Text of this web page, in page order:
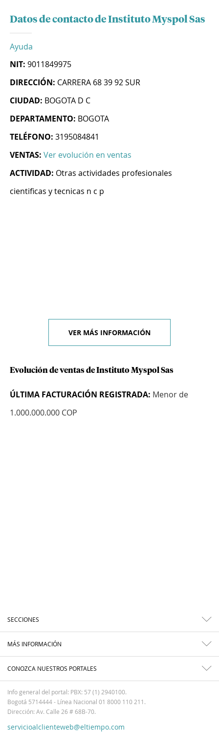
Datos de contacto de Instituto Myspol Sas
Ayuda
NIT: 9011849975
DIRECCIÓN: CARRERA 68 39 92 SUR
CIUDAD: BOGOTA D C
DEPARTAMENTO: BOGOTA
TELÉFONO: 3195084841
VENTAS: Ver evolución en ventas
ACTIVIDAD: Otras actividades profesionales
cientificas y tecnicas n c p
VER MÁS INFORMACIÓN
Evolución de ventas de Instituto Myspol Sas
ÚLTIMA FACTURACIÓN REGISTRADA: Menor de
1.000.000.000 COP
SECCIONES
MÁS INFORMACIÓN
CONOZCA NUESTROS PORTALES
Info general del portal: PBX: 57 (1) 2940100.
Bogotá 5714444 - Línea Nacional 01 8000 110 211.
Dirección: Av. Calle 26 # 68B-70.
servicioalclienteweb@eltiempo.com